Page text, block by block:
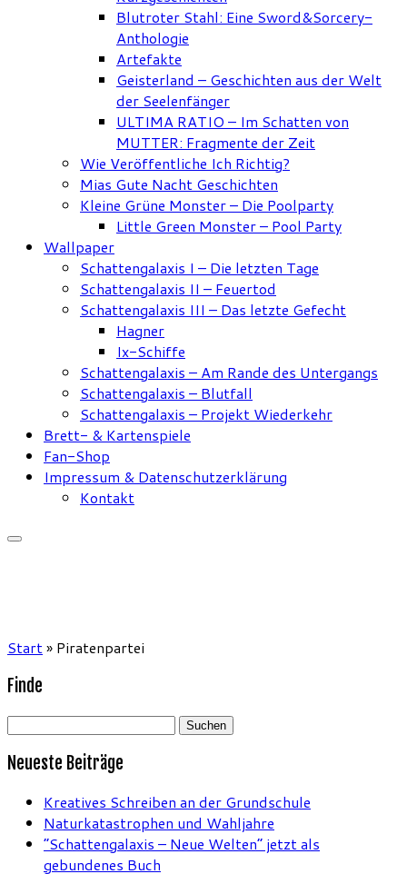
Blutroter Stahl: Eine Sword&Sorcery-
Anthologie
Artefakte
Geisterland – Geschichten aus der Welt
der Seelenfänger
ULTIMA RATIO – Im Schatten von
MUTTER: Fragmente der Zeit
Wie Veröffentliche Ich Richtig?
Mias Gute Nacht Geschichten
Kleine Grüne Monster – Die Poolparty
Little Green Monster – Pool Party
Wallpaper
Schattengalaxis I – Die letzten Tage
Schattengalaxis II – Feuertod
Schattengalaxis III – Das letzte Gefecht
Hagner
Ix-Schiffe
Schattengalaxis – Am Rande des Untergangs
Schattengalaxis – Blutfall
Schattengalaxis – Projekt Wiederkehr
Brett- & Kartenspiele
Fan-Shop
Impressum & Datenschutzerklärung
Kontakt
Start» Piratenpartei
Finde
Suchen
Neueste Beiträge
Kreatives Schreiben an der Grundschule
Naturkatastrophen und Wahljahre
“Schattengalaxis – Neue Welten” jetzt als
gebundenes Buch